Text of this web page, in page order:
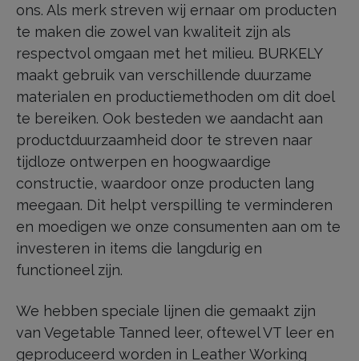
ons. Als merk streven wij ernaar om producten
te maken die zowel van kwaliteit zijn als
respectvol omgaan met het milieu. BURKELY
maakt gebruik van verschillende duurzame
materialen en productiemethoden om dit doel
te bereiken. Ook besteden we aandacht aan
productduurzaamheid door te streven naar
tijdloze ontwerpen en hoogwaardige
constructie, waardoor onze producten lang
meegaan. Dit helpt verspilling te verminderen
en moedigen we onze consumenten aan om te
investeren in items die langdurig en
functioneel zijn.
We hebben speciale lijnen die gemaakt zijn
van Vegetable Tanned leer, oftewel VT leer en
geproduceerd worden in Leather Working